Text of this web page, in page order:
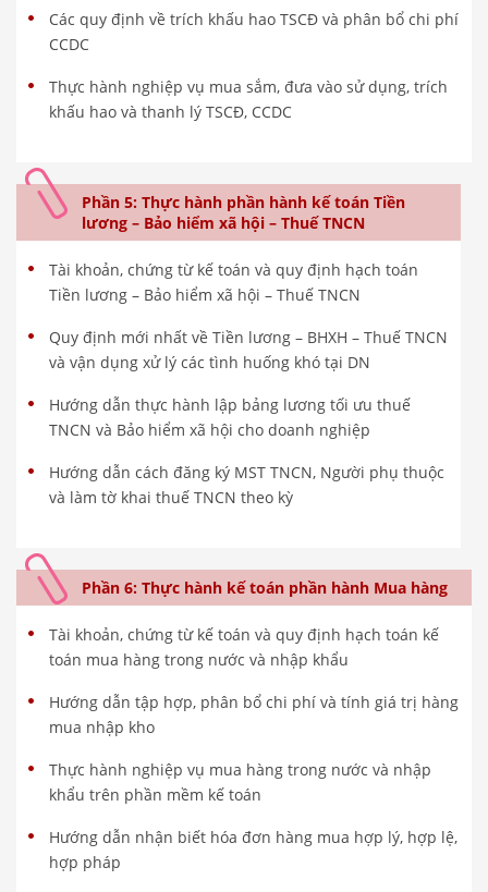
Các quy định về trích khấu hao TSCĐ và phân bổ chi phí
CCDC
Thực hành nghiệp vụ mua sắm, đưa vào sử dụng, trích
khấu hao và thanh lý TSCĐ, CCDC
Phần 5: Thực hành phần hành kế toán Tiền
lương – Bảo hiểm xã hội – Thuế TNCN
Tài khoản, chứng từ kế toán và quy định hạch toán
Tiền lương – Bảo hiểm xã hội – Thuế TNCN
Quy định mới nhất về Tiền lương – BHXH – Thuế TNCN
và vận dụng xử lý các tình huống khó tại DN
Hướng dẫn thực hành lập bảng lương tối ưu thuế
TNCN và Bảo hiểm xã hội cho doanh nghiệp
Hướng dẫn cách đăng ký MST TNCN, Người phụ thuộc
và làm tờ khai thuế TNCN theo kỳ
Phần 6: Thực hành kế toán phần hành Mua hàng
Tài khoản, chứng từ kế toán và quy định hạch toán kế
toán mua hàng trong nước và nhập khẩu
Hướng dẫn tập hợp, phân bổ chi phí và tính giá trị hàng
mua nhập kho
Thực hành nghiệp vụ mua hàng trong nước và nhập
khẩu trên phần mềm kế toán
Hướng dẫn nhận biết hóa đơn hàng mua hợp lý, hợp lệ,
hợp pháp